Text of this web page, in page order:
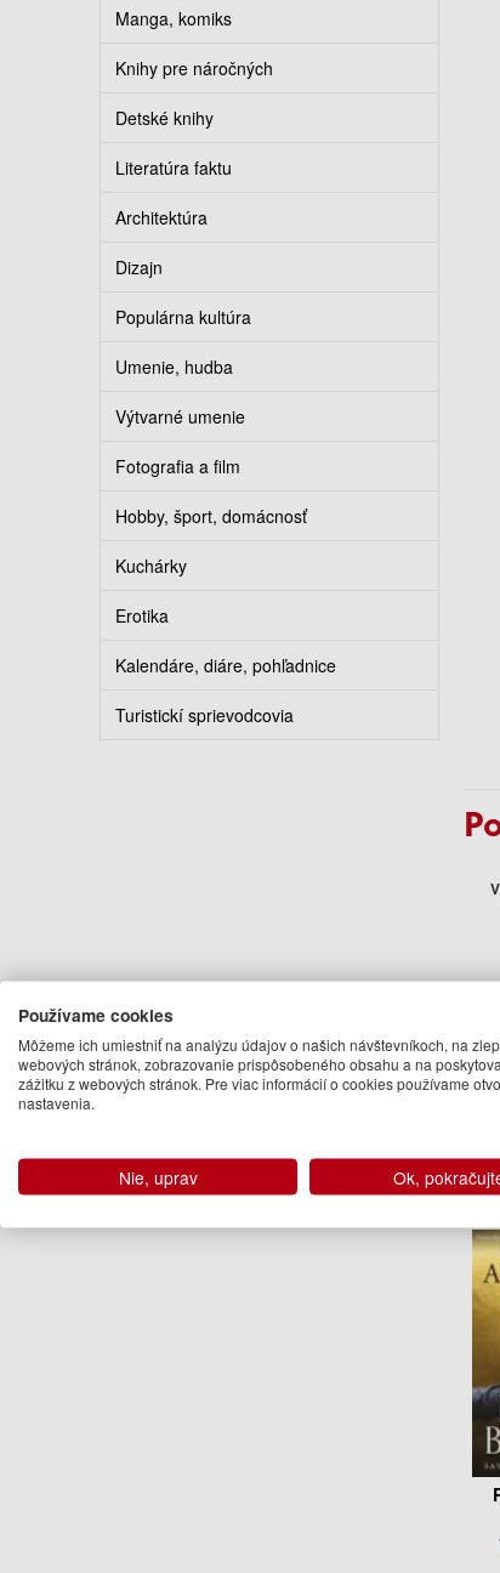
Manga, komiks
Knihy pre náročných
Detské knihy
Literatúra faktu
Architektúra
Dizajn
Populárna kultúra
Umenie, hudba
Výtvarné umenie
Fotografia a film
Hobby, šport, domácnosť
Kuchárky
Erotika
Kalendáre, diáre, pohľadnice
Turistickí sprievodcovia
Používame cookies
Môžeme ich umiestniť na analýzu údajov o našich návštevníkoch, na
webových stránok, zobrazovanie prispôsobeného obsahu a na
zážitku z webových stránok. Pre viac informácií o cookies používame
nastavenia.
Nie, uprav Ok,